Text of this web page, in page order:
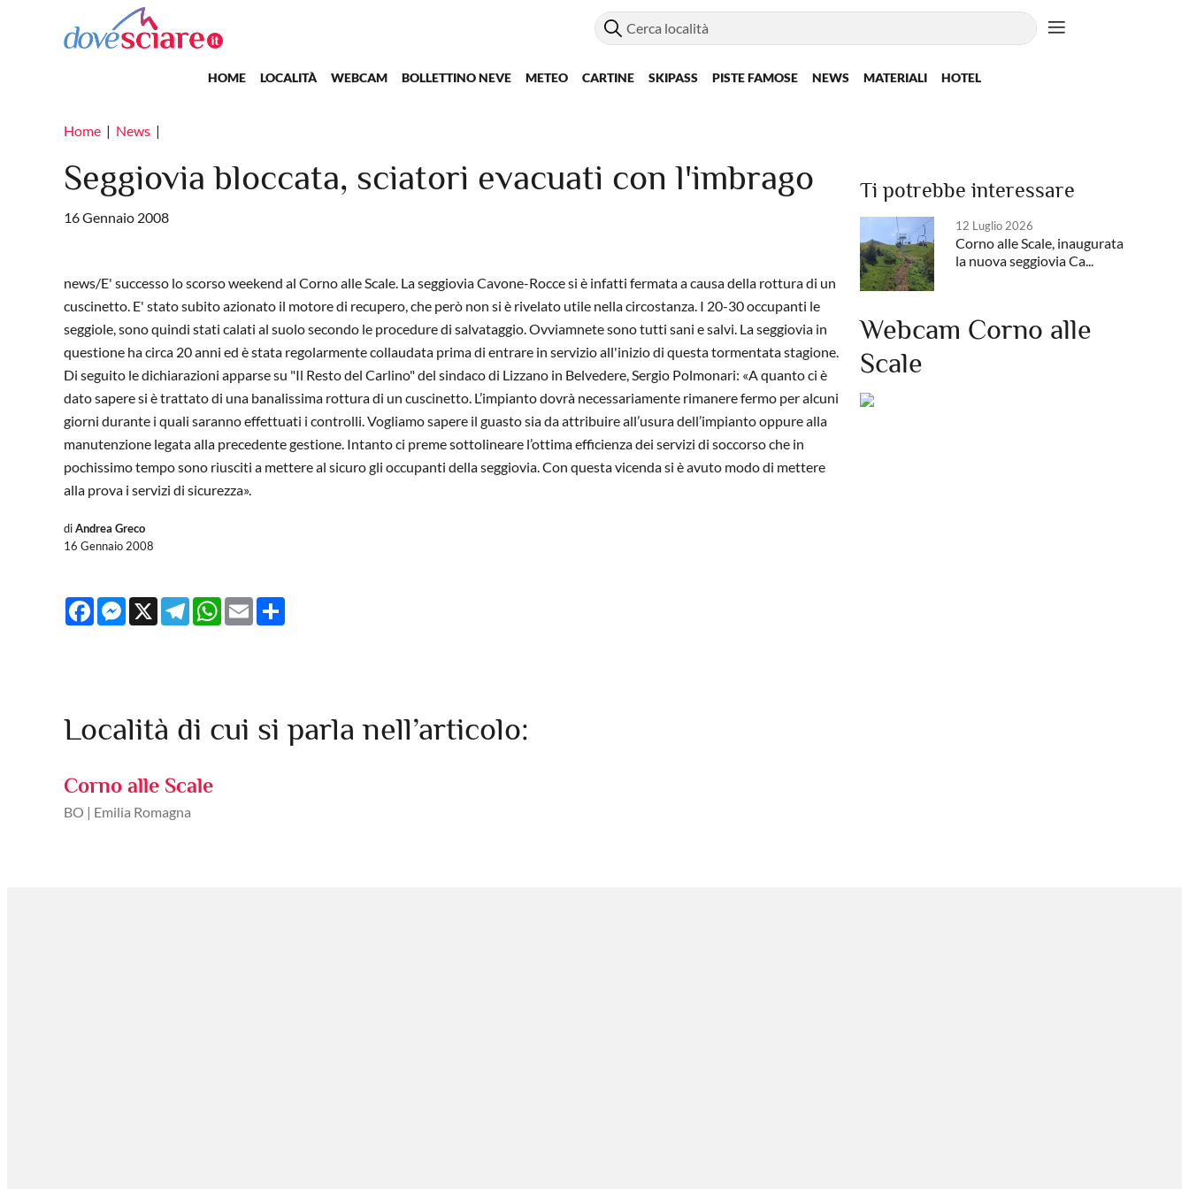
Salta al contenuto principale
Main navigation
HOME LOCALITÀ WEBCAM BOLLETTINO NEVE METEO CARTINE SKIPASS PISTE FAMOSE NEWS MATERIALI HOTEL
Home News
Seggiovia bloccata, sciatori evacuati con l'imbrago
16 Gennaio 2008
news/E' successo lo scorso weekend al Corno alle Scale. La seggiovia Cavone-Rocce si è infatti fermata a causa della rottura di un
cuscinetto. E' stato subito azionato il motore di recupero, che però non si è rivelato utile nella circostanza. I 20-30 occupanti le
seggiole, sono quindi stati calati al suolo secondo le procedure di salvataggio. Ovviamnete sono tutti sani e salvi. La seggiovia in
questione ha circa 20 anni ed è stata regolarmente collaudata prima di entrare in servizio all'inizio di questa tormentata stagione.
Di seguito le dichiarazioni apparse su "Il Resto del Carlino" del sindaco di Lizzano in Belvedere, Sergio Polmonari: «A quanto ci è
dato sapere si è trattato di una banalissima rottura di un cuscinetto. L’impianto dovrà necessariamente rimanere fermo per alcuni
giorni durante i quali saranno effettuati i controlli. Vogliamo sapere il guasto sia da attribuire all’usura dell’impianto oppure alla
manutenzione legata alla precedente gestione. Intanto ci preme sottolineare l’ottima efficienza dei servizi di soccorso che in
pochissimo tempo sono riusciti a mettere al sicuro gli occupanti della seggiovia. Con questa vicenda si è avuto modo di mettere
alla prova i servizi di sicurezza».
diAndrea Greco
16 Gennaio 2008
FacebookMessenger
X TelegramWhatsApp
Email
Ti potrebbe interessare
12 Luglio 2026
Corno alle Scale, inaugurata
la nuova seggiovia Ca...
Webcam Corno alle
Scale
Località di cui si parla nell’articolo:
Corno alle Scale
BO | Emilia Romagna